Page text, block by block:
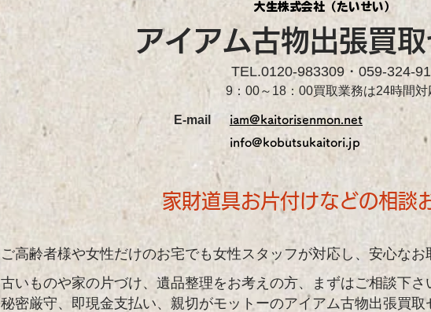
大生株式会社（たいせい）
アイアム古物出張買
TEL.0120-983309・059-324-
9：00～18：00買取業務は24時間対
E-mail
iam@kaitorisenmon.net
info@kobutsukaitori.jp
家財道具お片付けなどの相談
ご高齢者様や女性だけのお宅でも女性スタッフが対応し、安心なお
古いものや家の片づけ、遺品整理をお考えの方、まずはご相談下さ
秘密厳守、即現金支払い、親切がモットーのアイアム古物出張買取